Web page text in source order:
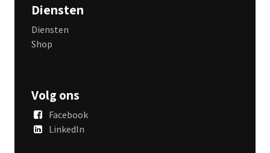
Diensten
Diensten
Shop
Volg ons
Facebook
LinkedIn